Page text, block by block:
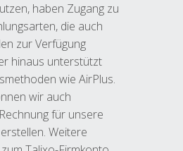
haben Zugang zu
die auch
zur Verfügung
hinaus unterstützt
wie AirPlus.
wir auch
für unsere
Weitere